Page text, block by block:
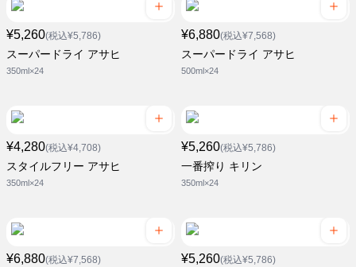
¥5,260(税込¥5,786)
スーパードライ アサヒ
350ml×24
¥6,880(税込¥7,568)
スーパードライ アサヒ
500ml×24
¥4,280(税込¥4,708)
スタイルフリー アサヒ
350ml×24
¥5,260(税込¥5,786)
一番搾り キリン
350ml×24
¥6,880(税込¥7,568) ¥5,260(税込¥5,786)